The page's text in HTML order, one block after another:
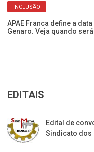
INCLUSÃO
APAE Franca define a
Genaro. Veja quando será
EDITAIS
Edital de
Sindicato dos